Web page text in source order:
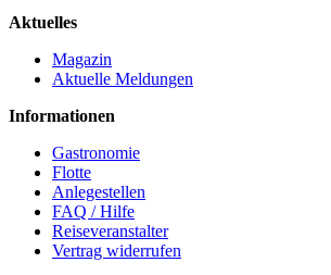
Aktuelles
Magazin
Aktuelle Meldungen
Informationen
Gastronomie
Flotte
Anlegestellen
FAQ / Hilfe
Reiseveranstalter
Vertrag widerrufen